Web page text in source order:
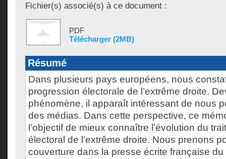
Fichier(s) associé(s) à ce document :
PDF
Télécharger (2MB)
Résumé
Dans plusieurs pays européens, nous
progression électorale de l’extrême droite.
phénomène, il apparaît intéressant de nous
des médias. Dans cette perspective, ce
l’objectif de mieux connaître l’évolution du
électoral de l’extrême droite. Nous prenons
couverture dans la presse écrite française